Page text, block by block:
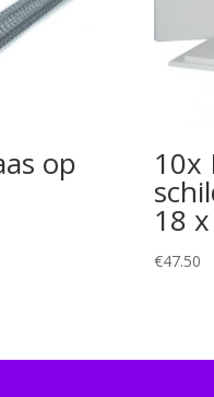
op 10x
18
€47.50